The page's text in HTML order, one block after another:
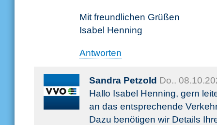
Mit freundlichen Grüßen
Isabel Henning
Antworten
Sandra Petzold Do..
Hallo Isabel Henning, gern
an das entsprechende
Dazu benötigen wir Details